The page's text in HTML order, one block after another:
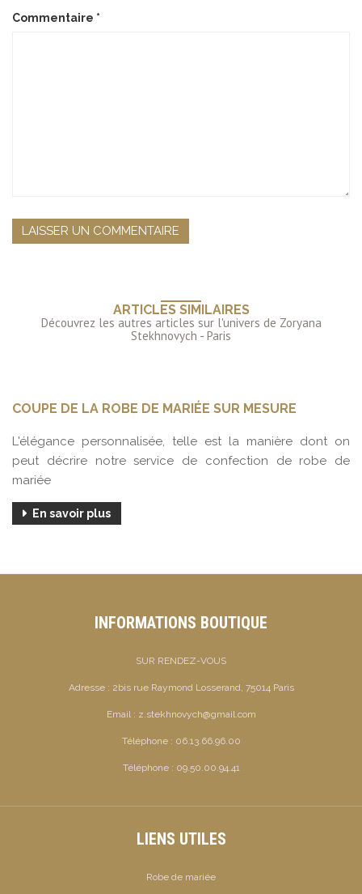
Commentaire *
ARTICLES SIMILAIRES
COUPE DE LA ROBE DE MARIÉE SUR MESURE
L'élégance personnalisée, telle est la manière dont on
peut décrire notre service de confection de robe de
mariée
En savoir plus
INFORMATIONS BOUTIQUE
SUR RENDEZ-VOUS
Adresse : 2bis rue Raymond Losserand, 75014 Paris
Email : z.stekhnovych@gmail.com
Téléphone : 06.13.66.96.00
Téléphone : 09.50.00.94.41
LIENS UTILES
Robe de mariée